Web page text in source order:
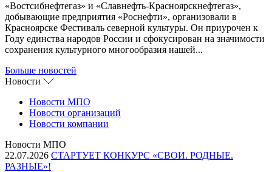
«Востсибнефтегаз» и «Славнефть-Красноярскнефтегаз»,
добывающие предприятия «Роснефти», организовали в
Красноярске Фестиваль северной культуры. Он приурочен к
Году единства народов России и сфокусирован на значимости
сохранения культурного многообразия нашей...
Больше новостей
Новости
Новости МПО
Новости организаций
Новости компании
Новости МПО
22.07.2026 СТАРТУЕТ КОНКУРС «СВОИ. РОДНЫЕ.
РАЗНЫЕ»!